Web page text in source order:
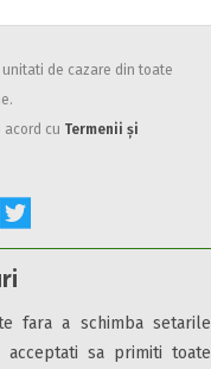
fara a schimba setarile
sa primiti toate
de cazare din toate
acord cu Termenii și
Cazare7 Harta Cazare7